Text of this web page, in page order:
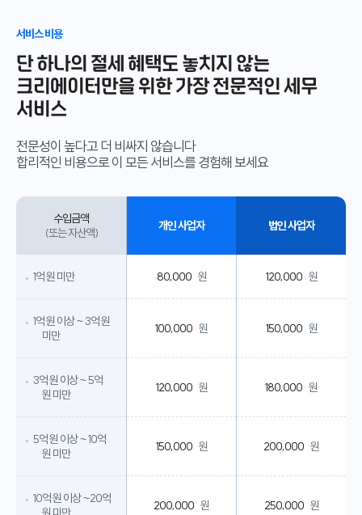
서비스 비용
단 하나의 절세 혜택도 놓치지 않는
크리에이터만을 위한 가장 전문적인 세무
서비스
전문성이 높다고 더 비싸지 않습니다
합리적인 비용으로 이 모든 서비스를 경험해 보세요
수입금액
(또는 자산액)
개인 사업자 법인 사업자
1억 원 미만 80,000 원 120,000 원
1억 원 이상 ~ 3억 원
미만
100,000 원 150,000 원
3억 원 이상 ~ 5억
원 미만
120,000 원 180,000 원
5억 원 이상 ~ 10억
원 미만
150,000 원 200,000 원
10억 원 이상 ~20억
200,000 원 250,000 원